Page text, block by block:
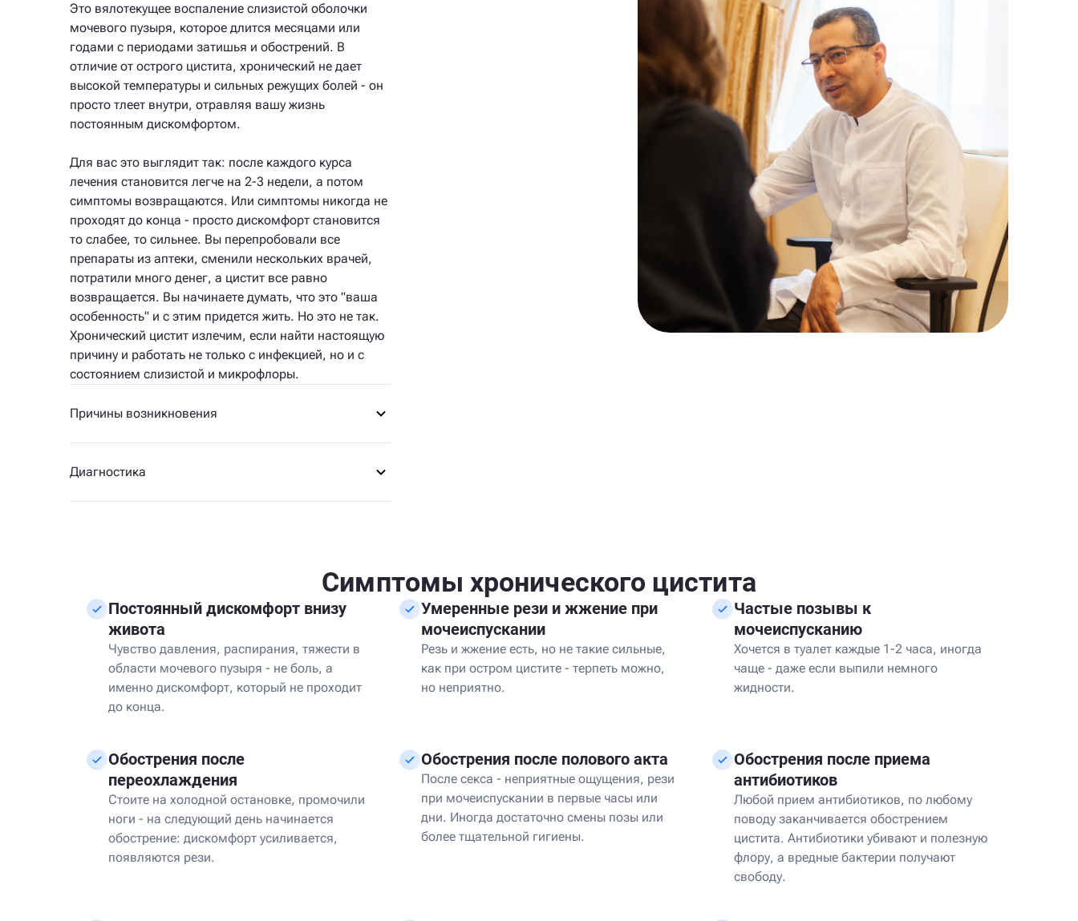
Это вялотекущее воспаление слизистой оболочки
мочевого пузыря, которое длится месяцами или
годами с периодами затишья и обострений. В
отличие от острого цистита, хронический не дает
высокой температуры и сильных режущих болей - он
просто тлеет внутри, отравляя вашу жизнь
постоянным дискомфортом.
Для вас это выглядит так: после каждого курса
лечения становится легче на 2-3 недели, а потом
симптомы возвращаются. Или симптомы никогда не
проходят до конца - просто дискомфорт становится
то слабее, то сильнее. Вы перепробовали все
препараты из аптеки, сменили нескольких врачей,
потратили много денег, а цистит все равно
возвращается. Вы начинаете думать, что это "ваша
особенность" и с этим придется жить. Но это не так.
Хронический цистит излечим, если найти настоящую
причину и работать не только с инфекцией, но и с
состоянием слизистой и микрофлоры.
Причины возникновения
Диагностика
Симптомы хронического цистита
Постоянный дискомфорт внизу
живота
Чувство давления, распирания, тяжести в
области мочевого пузыря - не боль, а
именно дискомфорт, который не проходит
до конца.
Умеренные рези и жжение при
мочеиспускании
Резь и жжение есть, но не такие сильные,
как при остром цистите - терпеть можно,
но неприятно.
Частые позывы к
мочеиспусканию
Хочется в туалет каждые 1-2 часа, иногда
чаще - даже если выпили немного
жидности.
Обострения после
переохлаждения
Стоите на холодной остановке, промочили
ноги - на следующий день начинается
обострение: дискомфорт усиливается,
появляются рези.
Обострения после полового акта
После секса - неприятные ощущения, рези
при мочеиспускании в первые часы или
дни. Иногда достаточно смены позы или
более тщательной гигиены.
Обострения после приема
антибиотиков
Любой прием антибиотиков, по любому
поводу заканчивается обострением
цистита. Антибиотики убивают и полезную
флору, а вредные бактерии получают
свободу.